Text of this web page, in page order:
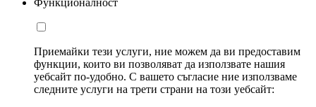
Функционалност
Приемайки тези услуги, ние можем да ви предоставим
функции, които ви позволяват да използвате нашия
уебсайт по-удобно. С вашето съгласие ние използваме
следните услуги на трети страни на този уебсайт: